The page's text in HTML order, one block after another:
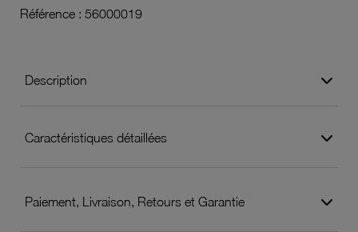
Référence : 56000019
Description
Caractéristiques détaillées
Paiement, Livraison, Retours et Garantie